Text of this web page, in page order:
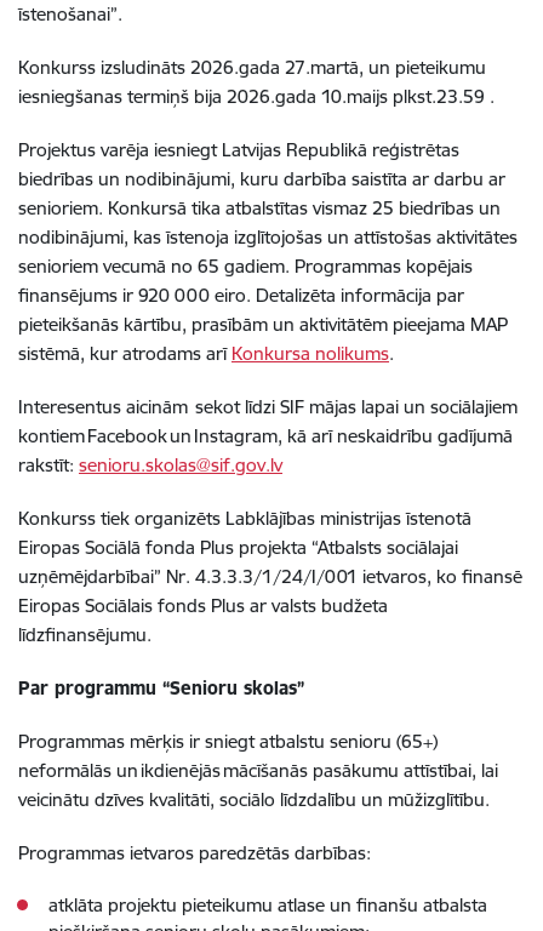
īstenošanai”.
Konkurss izsludināts 2026.gada 27.martā, un pieteikumu
iesniegšanas termiņš bija 2026.gada 10.maijs plkst.23.59 .
Projektus varēja iesniegt Latvijas Republikā reģistrētas
biedrības un nodibinājumi, kuru darbība saistīta ar darbu ar
senioriem. Konkursā tika atbalstītas vismaz 25 biedrības un
nodibinājumi, kas īstenoja izglītojošas un attīstošas aktivitātes
senioriem vecumā no 65 gadiem. Programmas kopējais
finansējums ir 920 000 eiro. Detalizēta informācija par
pieteikšanās kārtību, prasībām un aktivitātēm pieejama MAP
sistēmā, kur atrodams arī Konkursa nolikums.
Interesentus aicinām sekot līdzi SIF mājas lapai un sociālajiem
kontiem Facebook un Instagram, kā arī neskaidrību gadījumā
rakstīt: senioru.skolas@sif.gov.lv
Konkurss tiek organizēts Labklājības ministrijas īstenotā
Eiropas Sociālā fonda Plus projekta “Atbalsts sociālajai
uzņēmējdarbībai” Nr. 4.3.3.3/1/24/I/001 ietvaros, ko finansē
Eiropas Sociālais fonds Plus ar valsts budžeta
līdzfinansējumu.
Par programmu “Senioru skolas”
Programmas mērķis ir sniegt atbalstu senioru (65+)
neformālās un ikdienējās mācīšanās pasākumu attīstībai, lai
veicinātu dzīves kvalitāti, sociālo līdzdalību un mūžizglītību.
Programmas ietvaros paredzētās darbības:
atklāta projektu pieteikumu atlase un finanšu atbalsta